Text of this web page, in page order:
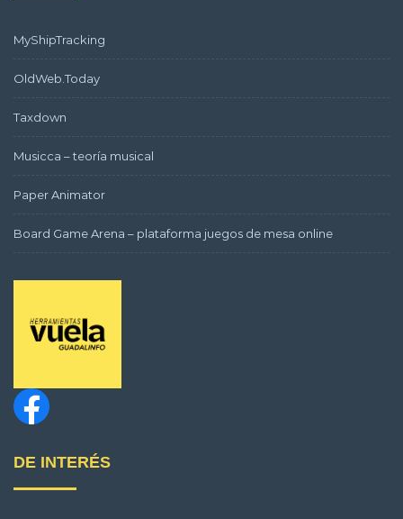
MyShipTracking
OldWeb.Today
Taxdown
Musicca – teoría musical
Paper Animator
Board Game Arena – plataforma juegos de mesa online
DE INTERÉS